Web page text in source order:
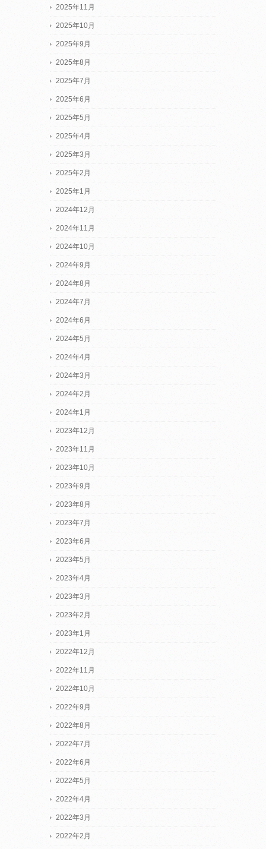
2025年11月
2025年10月
2025年9月
2025年8月
2025年7月
2025年6月
2025年5月
2025年4月
2025年3月
2025年2月
2025年1月
2024年12月
2024年11月
2024年10月
2024年9月
2024年8月
2024年7月
2024年6月
2024年5月
2024年4月
2024年3月
2024年2月
2024年1月
2023年12月
2023年11月
2023年10月
2023年9月
2023年8月
2023年7月
2023年6月
2023年5月
2023年4月
2023年3月
2023年2月
2023年1月
2022年12月
2022年11月
2022年10月
2022年9月
2022年8月
2022年7月
2022年6月
2022年5月
2022年4月
2022年3月
2022年2月